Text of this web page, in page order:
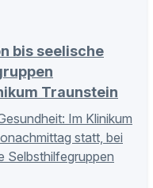
bis seelische
Traunstein
Im Klinikum
statt, bei
Selbsthilfegruppen